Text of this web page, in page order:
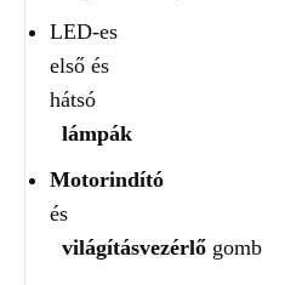
LED-es
első és
hátsó
lámpák
Motorindító
és
világításvezérlő gomb